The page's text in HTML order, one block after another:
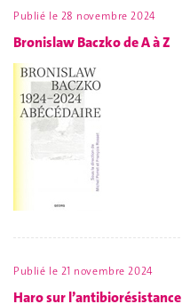
Publié le 28 novembre 2024
Bronislaw Baczko de A à Z
Publié le 21 novembre 2024
Haro sur l’antibiorésistance